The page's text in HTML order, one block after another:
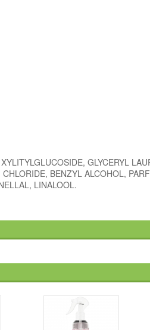
GLYCERYL
BENZYL ALCOHOL,
LINALOOL.